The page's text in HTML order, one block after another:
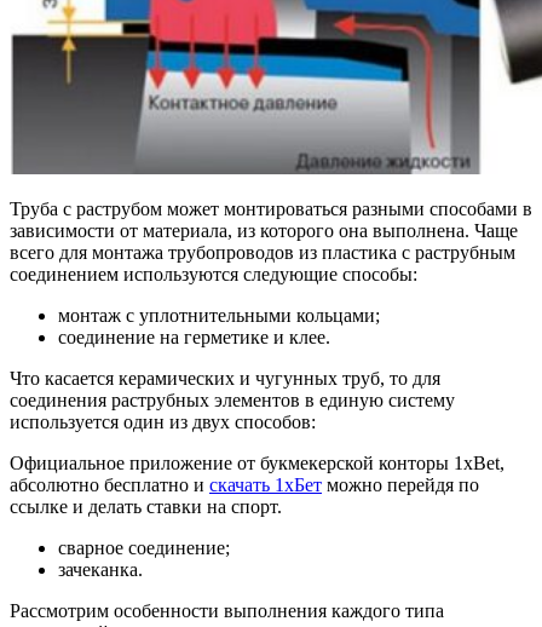
Труба с раструбом может монтироваться разными способами в
зависимости от материала, из которого она выполнена. Чаще
всего для монтажа трубопроводов из пластика с раструбным
соединением используются следующие способы:
монтаж с уплотнительными кольцами;
соединение на герметике и клее.
Что касается керамических и чугунных труб, то для
соединения раструбных элементов в единую систему
используется один из двух способов:
Официальное приложение от букмекерской конторы 1xBet,
абсолютно бесплатно и скачать 1хБет можно перейдя по
ссылке и делать ставки на спорт.
сварное соединение;
зачеканка.
Рассмотрим особенности выполнения каждого типа